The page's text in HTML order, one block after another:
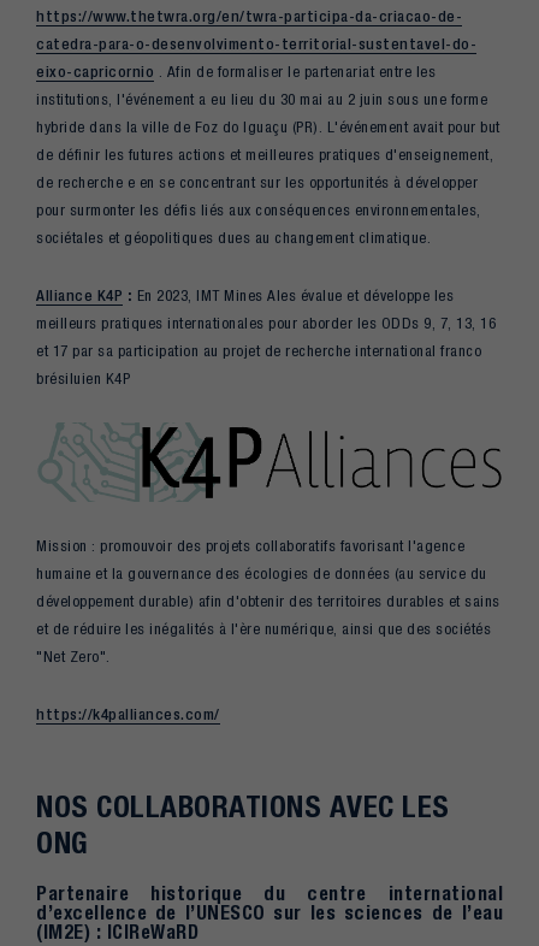
https://www.thetwra.org/en/twra-participa-da-criacao-de-
catedra-para-o-desenvolvimento-territorial-sustentavel-do-
eixo-capricornio . Afin de formaliser le partenariat entre les
institutions, l'événement a eu lieu du 30 mai au 2 juin sous une forme
hybride dans la ville de Foz do Iguaçu (PR). L'événement avait pour but
de définir les futures actions et meilleures pratiques d'enseignement,
de recherche e en se concentrant sur les opportunités à développer
pour surmonter les défis liés aux conséquences environnementales,
sociétales et géopolitiques dues au changement climatique.
Alliance K4P : En 2023, IMT Mines Ales évalue et développe les
meilleurs pratiques internationales pour aborder les ODDs 9, 7, 13, 16
et 17 par sa participation au projet de recherche international franco
brésiluien K4P
Mission : promouvoir des projets collaboratifs favorisant l'agence
humaine et la gouvernance des écologies de données (au service du
développement durable) afin d'obtenir des territoires durables et sains
et de réduire les inégalités à l'ère numérique, ainsi que des sociétés
"Net Zero".
https://k4palliances.com/
NOS COLLABORATIONS AVEC LES
ONG
Partenaire historique du centre international
d’excellence de l’UNESCO sur les sciences de l’eau
(IM2E) : ICIReWaRD